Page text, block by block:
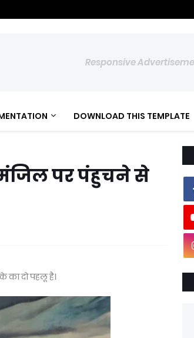
Responsive
DOWNLOAD THIS TEMPLATE
मंजिल पर पंहुचने से
का दो पहलू है।